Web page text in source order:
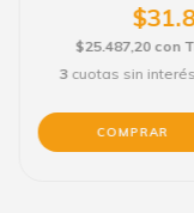
$25.487,20 con
3 cuotas sin